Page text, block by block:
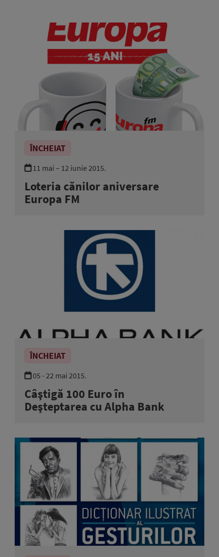
ÎNCHEIAT
11 mai – 12 iunie 2015.
Loteria cănilor aniversare
Europa FM
ÎNCHEIAT
05 - 22 mai 2015.
Câştigă 100 Euro în
Deşteptarea cu Alpha Bank